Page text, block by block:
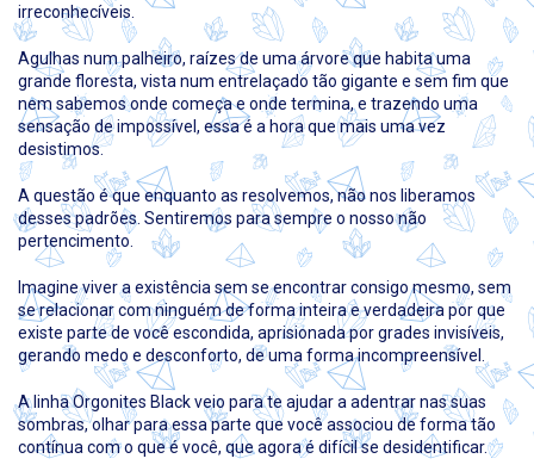
irreconhecíveis.
Agulhas num palheiro, raízes de uma árvore que habita uma
grande floresta, vista num entrelaçado tão gigante e sem fim que
nem sabemos onde começa e onde termina, e trazendo uma
sensação de impossível, essa é a hora que mais uma vez
desistimos.
A questão é que enquanto as resolvemos, não nos liberamos
desses padrões. Sentiremos para sempre o nosso não
pertencimento.
Imagine viver a existência sem se encontrar consigo mesmo, sem
se relacionar com ninguém de forma inteira e verdadeira por que
existe parte de você escondida, aprisionada por grades invisíveis,
gerando medo e desconforto, de uma forma incompreensível.
A linha Orgonites Black veio para te ajudar a adentrar nas suas
sombras, olhar para essa parte que você associou de forma tão
contínua com o que é você, que agora é difícil se desidentificar.